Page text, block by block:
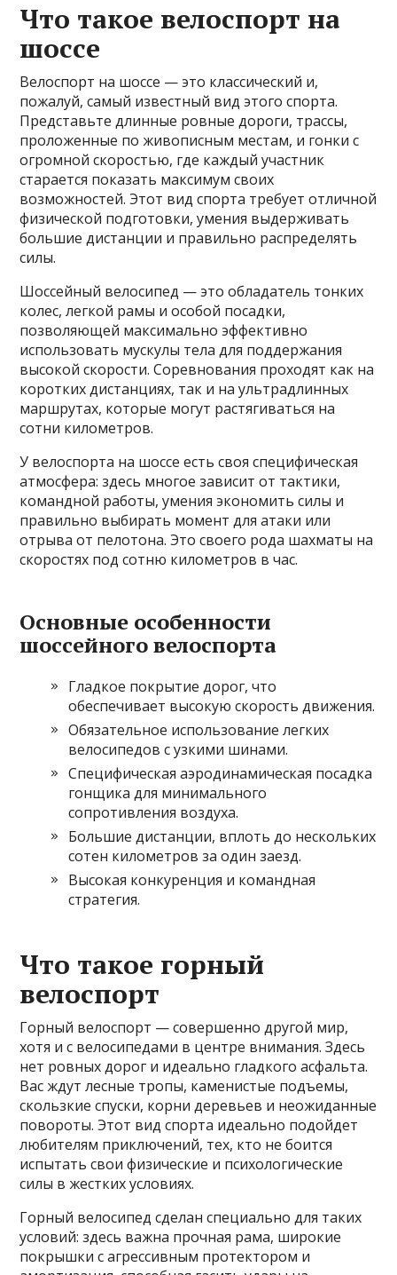
Что такое велоспорт на
шоссе
Велоспорт на шоссе — это классический и,
пожалуй, самый известный вид этого спорта.
Представьте длинные ровные дороги, трассы,
проложенные по живописным местам, и гонки с
огромной скоростью, где каждый участник
старается показать максимум своих
возможностей. Этот вид спорта требует отличной
физической подготовки, умения выдерживать
большие дистанции и правильно распределять
силы.
Шоссейный велосипед — это обладатель тонких
колес, легкой рамы и особой посадки,
позволяющей максимально эффективно
использовать мускулы тела для поддержания
высокой скорости. Соревнования проходят как на
коротких дистанциях, так и на ультрадлинных
маршрутах, которые могут растягиваться на
сотни километров.
У велоспорта на шоссе есть своя специфическая
атмосфера: здесь многое зависит от тактики,
командной работы, умения экономить силы и
правильно выбирать момент для атаки или
отрыва от пелотона. Это своего рода шахматы на
скоростях под сотню километров в час.
Основные особенности
шоссейного велоспорта
Гладкое покрытие дорог, что
обеспечивает высокую скорость движения.
Обязательное использование легких
велосипедов с узкими шинами.
Специфическая аэродинамическая посадка
гонщика для минимального
сопротивления воздуха.
Большие дистанции, вплоть до нескольких
сотен километров за один заезд.
Высокая конкуренция и командная
стратегия.
Что такое горный
велоспорт
Горный велоспорт — совершенно другой мир,
хотя и с велосипедами в центре внимания. Здесь
нет ровных дорог и идеально гладкого асфальта.
Вас ждут лесные тропы, каменистые подъемы,
скользкие спуски, корни деревьев и неожиданные
повороты. Этот вид спорта идеально подойдет
любителям приключений, тех, кто не боится
испытать свои физические и психологические
силы в жестких условиях.
Горный велосипед сделан специально для таких
условий: здесь важна прочная рама, широкие
покрышки с агрессивным протектором и